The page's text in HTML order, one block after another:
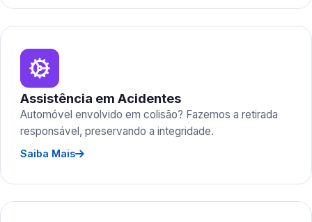
Assistência em Acidentes
Automóvel envolvido em colisão? Fazemos a retirada
responsável, preservando a integridade.
Saiba Mais